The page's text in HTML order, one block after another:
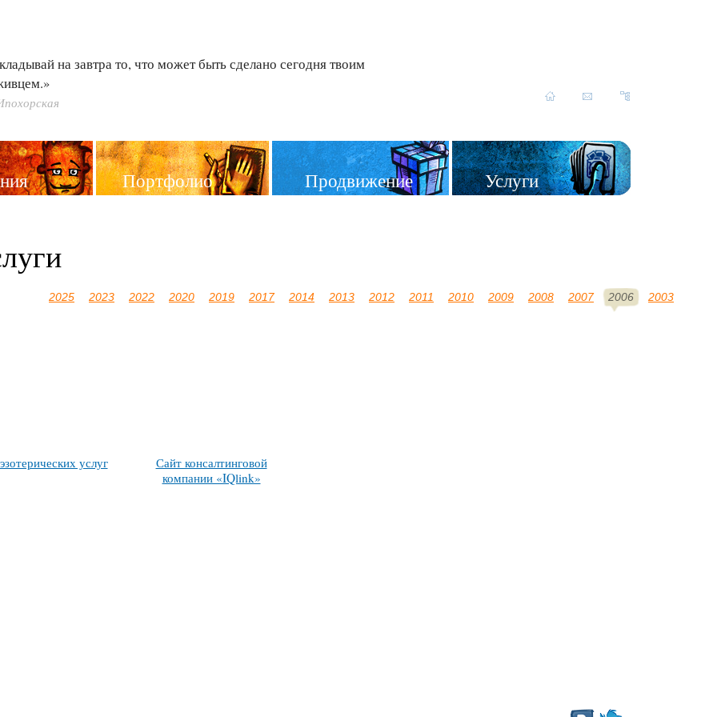
на завтра то, что может быть сделано сегодня твоим
Портфолио Продвижение Услуги
2025 2023 2022 2020 2019 2017 2014 2013 2012 2011 2010 2009 2008 2007 2006 2003
услуг
Сайт консалтинговой
компании «IQlink»